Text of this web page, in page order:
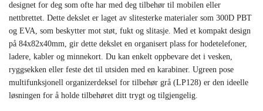
designet for deg som ofte har med deg tilbehør til mobilen eller
nettbrettet. Dette dekslet er laget av slitesterke materialer som 300D PBT
og EVA, som beskytter mot støt, fukt og slitasje. Med et kompakt design
på 84x82x40mm, gir dette dekslet en organisert plass for hodetelefoner,
ladere, kabler og minnekort. Du kan enkelt oppbevare det i vesken,
ryggsekken eller feste det til utsiden med en karabiner. Ugreen pose
multifunksjonell organizerdeksel for tilbehør grå (LP128) er den ideelle
løsningen for å holde tilbehøret ditt trygt og tilgjengelig.